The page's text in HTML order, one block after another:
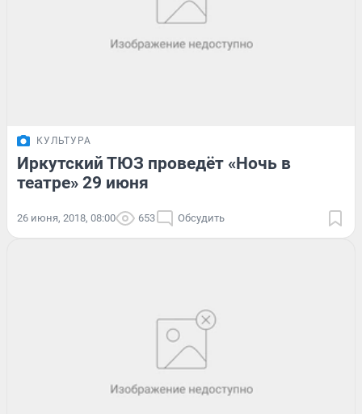
КУЛЬТУРА
Иркутский ТЮЗ проведёт «Ночь в
театре» 29 июня
26 июня, 2018, 08:00 653 Обсудить